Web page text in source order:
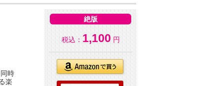
時
楽
絶版
税込： 1,100 円